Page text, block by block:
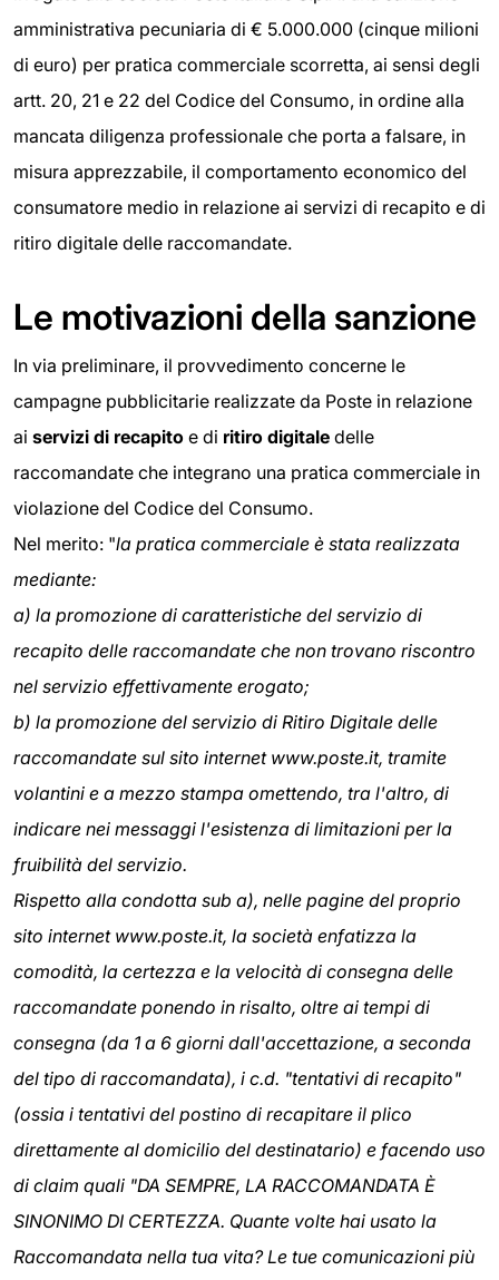
amministrativa pecuniaria di € 5.000.000 (cinque milioni
di euro) per pratica commerciale scorretta, ai sensi degli
artt. 20, 21 e 22 del Codice del Consumo, in ordine alla
mancata diligenza professionale che porta a falsare, in
misura apprezzabile, il comportamento economico del
consumatore medio in relazione ai servizi di recapito e di
ritiro digitale delle raccomandate.
Le motivazioni della sanzione
In via preliminare, il provvedimento concerne le
campagne pubblicitarie realizzate da Poste in relazione
ai servizi di recapito e di ritiro digitale delle
raccomandate che integrano una pratica commerciale in
violazione del Codice del Consumo.
Nel merito: "la pratica commerciale è stata realizzata
mediante:
a) la promozione di caratteristiche del servizio di
recapito delle raccomandate che non trovano riscontro
nel servizio effettivamente erogato;
b) la promozione del servizio di Ritiro Digitale delle
raccomandate sul sito internet www.poste.it, tramite
volantini e a mezzo stampa omettendo, tra l'altro, di
indicare nei messaggi l'esistenza di limitazioni per la
fruibilità del servizio.
Rispetto alla condotta sub a), nelle pagine del proprio
sito internet www.poste.it, la società enfatizza la
comodità, la certezza e la velocità di consegna delle
raccomandate ponendo in risalto, oltre ai tempi di
consegna (da 1 a 6 giorni dall'accettazione, a seconda
del tipo di raccomandata), i c.d. "tentativi di recapito"
(ossia i tentativi del postino di recapitare il plico
direttamente al domicilio del destinatario) e facendo uso
di claim quali "DA SEMPRE, LA RACCOMANDATA È
SINONIMO DI CERTEZZA. Quante volte hai usato la
Raccomandata nella tua vita? Le tue comunicazioni più